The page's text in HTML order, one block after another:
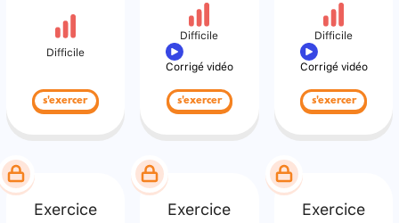
Difficile
s'exercer
Difficile
Corrigé vidéo
s'exercer
Difficile
Corrigé vidéo
s'exercer
Exercice Exercice Exercice